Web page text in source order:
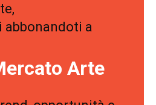
abbonandoti a
Arte